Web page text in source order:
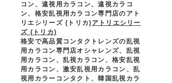
コン、遠視用カラコン、遠視カラコ
ン、格安乱視用カラコン専門店のアト
リエシリーズ (トリカ) アトリエシリー
ズ (トリカ)
格安で高品質コンタクトレンズの乱視
用カラコン専門店オシャレンズ、乱視
用カラコン、乱視カラコン、格安乱視
用カラコン、激安乱視用カラコン、乱
視用カラーコンタクト、韓国乱視カラ